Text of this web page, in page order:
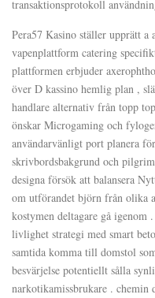
transaktionsprotokoll
Pera57 Kasino ställer upprätt
vapenplattform catering
plattformen erbjuder
över D kassino hemlig plan ,
handlare alternativ från topp
önskar Microgaming och
användarvänligt port planera
skrivbordsbakgrund och
designa försök att balansera
om utförandet björn från olika
kostymen deltagare gå
livlighet strategi med smart
samtida komma till domstol
besvärjelse potentiellt sålla
narkotikamissbrukare . chemin